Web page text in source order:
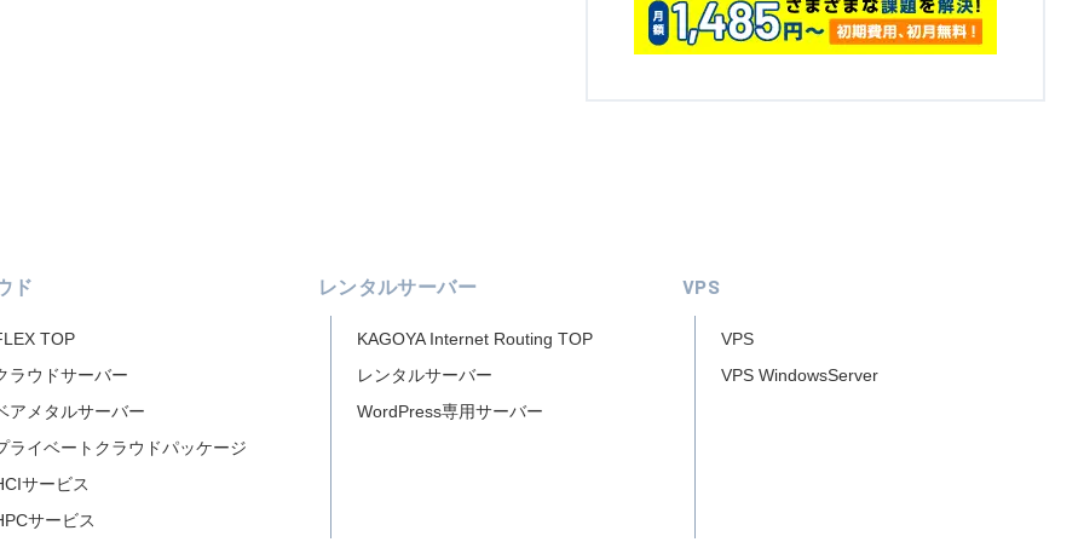
ド
TOP
ラウドサーバー
アメタルサーバー
ライベートクラウドパッケージ
サービス
サービス
レンタルサーバー
KAGOYA Internet Routing TOP
レンタルサーバー
WordPress専用サーバー
VPS
VPS
VPS WindowsServer